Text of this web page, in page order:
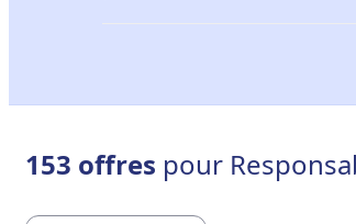
153 offres pour